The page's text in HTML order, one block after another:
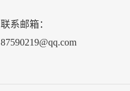
联系邮箱：
87590219@qq.com